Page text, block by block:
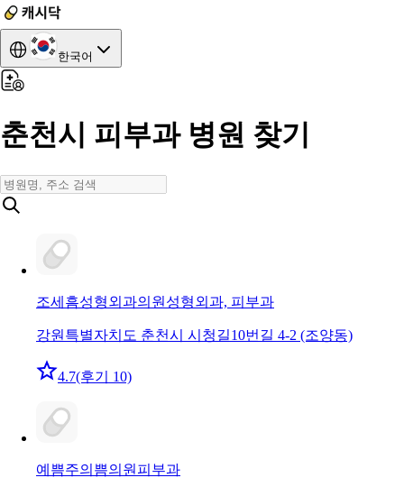
한국어
춘천시 피부과 병원 찾기
조세흠성형외과의원 성형외과, 피부과
강원특별자치도 춘천시 시청길10번길 4-2 (조양동)
4.7(후기 10)
예쁨주의쁨의원 피부과